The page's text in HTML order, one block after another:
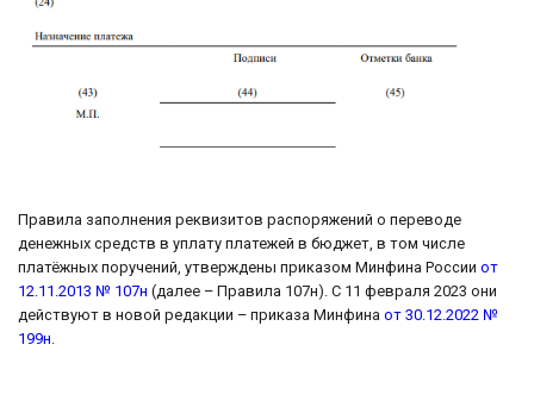
Правила заполнения реквизитов распоряжений о переводе
денежных средств в уплату платежей в бюджет, в том числе
платёжных поручений, утверждены приказом Минфина России от
12.11.2013 № 107н (далее – Правила 107н). С 11 февраля 2023 они
действуют в новой редакции – приказа Минфина от 30.12.2022 №
199н.